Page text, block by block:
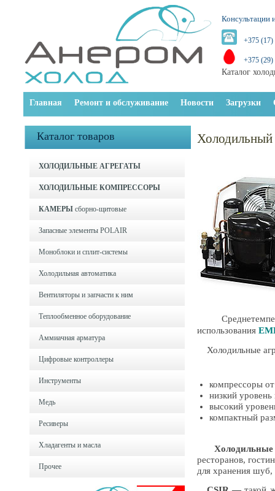
Консультации
+375 (17)
+375 (29)
Каталог
Главная Ремонт и обслуживание Новости Загрузки
Каталог товаров
ХОЛОДИЛЬНЫЕ АГРЕГАТЫ
ХОЛОДИЛЬНЫЕ КОМПРЕССОРЫ
КАМЕРЫ сборно-щитовые
Запасные элементы POLAIR
Моноблоки и cплит-системы
Холодильная автоматика
Вентиляторы и запчасти к ним
Теплообменное оборудование
Аммиачная арматура
Цифровые контроллеры
Инструменты
Медь
Ресиверы
Хладагенты и масла
Прочее
Холодильный
использования
Холодильные
компрессоры
низкий
высокий
компактный
ресторанов,
для хранения шуб,